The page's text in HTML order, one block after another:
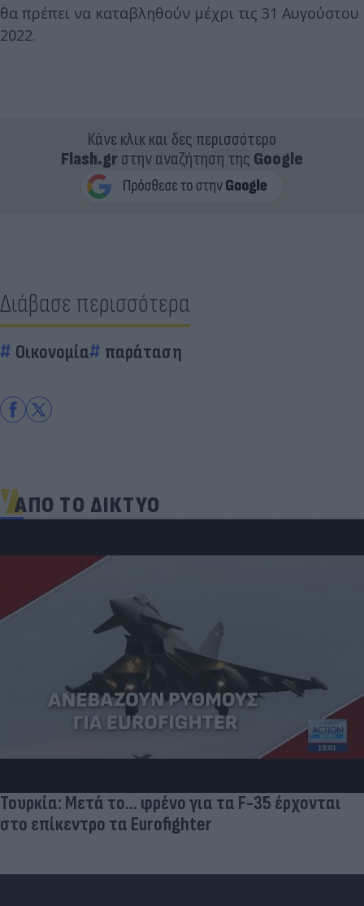
θα πρέπει να καταβληθούν μέχρι τις 31 Αυγούστου
2022.
Κάνε κλικ και δες περισσότερο
Flash.grστην αναζήτηση της Google
Διάβασε περισσότερα
Οικονομία παράταση
ΑΠΟ ΤΟ ΔΙΚΤΥΟ
Τουρκία: Μετά το... φρένο για τα F-35 έρχονται
στο επίκεντρο τα Eurofighter